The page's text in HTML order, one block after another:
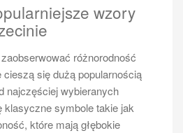
wzory
różnorodność
się dużą popularnością
najczęściej wybieranych
klasyczne symbole takie jak
które mają głębokie